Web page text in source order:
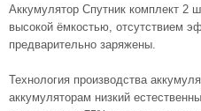
Аккумулятор Спутник комплект 2
высокой ёмкостью, отсутствием
предварительно заряжены.
Технология производства
аккумуляторам низкий